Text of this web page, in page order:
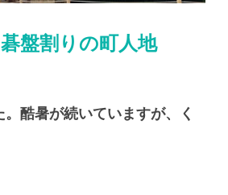
碁盤割りの町人地
酷暑が続いていますが、く